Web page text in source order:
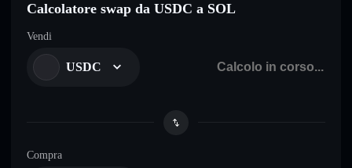
Calcolatore swap da USDC a SOL
Vendi
USDC
Compra